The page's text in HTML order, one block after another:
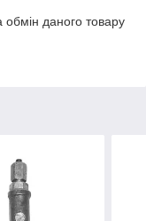
даного товару